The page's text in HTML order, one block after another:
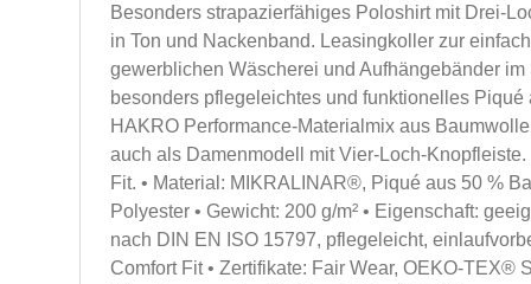
Besonders strapazierfähiges Poloshirt mit Drei-
in Ton und Nackenband. Leasingkoller zur
gewerblichen Wäscherei und Aufhängebänder
besonders pflegeleichtes und funktionelles
HAKRO Performance-Materialmix aus
auch als Damenmodell mit Vier-Loch-
Fit. • Material: MIKRALINAR®, Piqué aus 50 %
Polyester • Gewicht: 200 g/m² • Eigenschaft:
nach DIN EN ISO 15797, pflegeleicht,
Comfort Fit • Zertifikate: Fair Wear, OEKO-TEX®